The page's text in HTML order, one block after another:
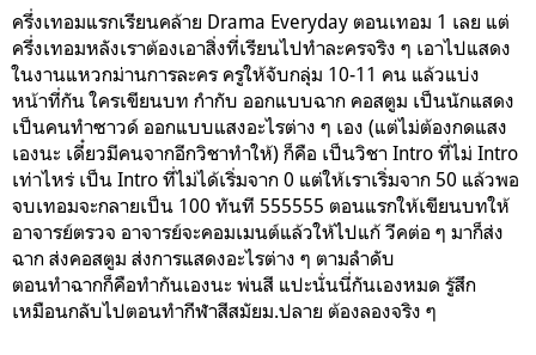
ครึ่งเทอมแรกเรียนคล้าย Drama Everyday ตอนเทอม 1 เลย แต่
ครึ่งเทอมหลังเราต้องเอาสิ่งที่เรียนไปทำละครจริง ๆ เอาไปแสดง
ในงานแหวกม่านการละคร ครูให้จับกลุ่ม 10-11 คน แล้วแบ่ง
หน้าที่กัน ใครเขียนบท กำกับ ออกแบบฉาก คอสตูม เป็นนักแสดง
เป็นคนทำซาวด์ ออกแบบแสงอะไรต่าง ๆ เอง (แต่ไม่ต้องกดแสง
เองนะ เดี๋ยวมีคนจากอีกวิชาทำให้) ก็คือ เป็นวิชา Intro ที่ไม่ Intro
เท่าไหร่ เป็น Intro ที่ไม่ได้เริ่มจาก 0 แต่ให้เราเริ่มจาก 50 แล้วพอ
จบเทอมจะกลายเป็น 100 ทันที 555555 ตอนแรกให้เขียนบทให้
อาจารย์ตรวจ อาจารย์จะคอมเมนต์แล้วให้ไปแก้ วีคต่อ ๆ มาก็ส่ง
ฉาก ส่งคอสตูม ส่งการแสดงอะไรต่าง ๆ ตามลำดับ
ตอนทำฉากก็คือทำกันเองนะ พ่นสี แปะนั่นนี่กันเองหมด รู้สึก
เหมือนกลับไปตอนทำกีฬาสีสมัยม.ปลาย ต้องลองจริง ๆ